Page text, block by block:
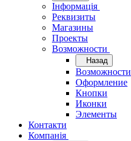
Інформація
Реквизиты
Магазины
Проекты
Возможности
Назад
Возможности
Оформление
Кнопки
Иконки
Элементы
Контакти
Компанія